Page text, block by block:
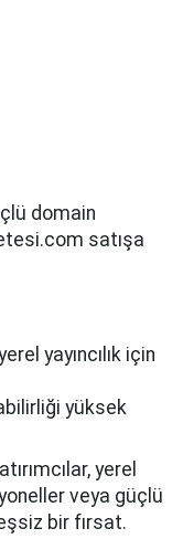
domain
satışa
yayıncılık için
yüksek
yerel
veya güçlü
bir fırsat.